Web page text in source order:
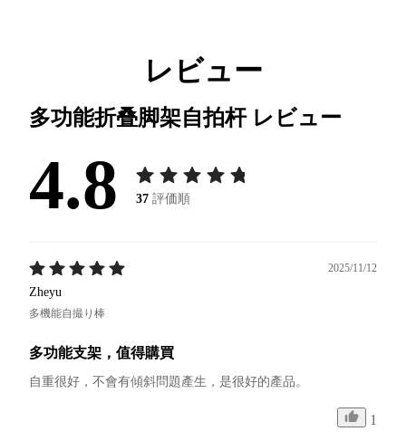
レビュー
多功能折叠脚架自拍杆 レビュー
4.8 37 評価順
2025/11/12
Zheyu
多機能自撮り棒
多功能支架，值得購買
自重很好，不會有傾斜問題產生，是很好的產品。
1